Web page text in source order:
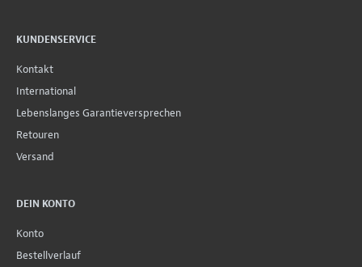
KUNDENSERVICE
Kontakt
International
Lebenslanges Garantieversprechen
Retouren
Versand
DEIN KONTO
Konto
Bestellverlauf